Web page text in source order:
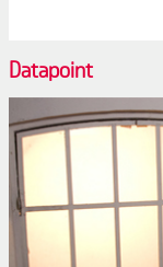
Datapoint